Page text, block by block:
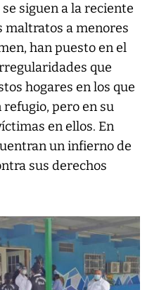
siguen a la reciente
maltratos a menores
han puesto en el
que
hogares en los que
pero en su
en ellos. En
un infierno de
sus derechos